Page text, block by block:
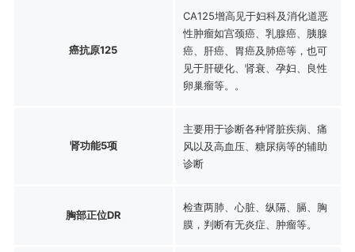
癌抗原125
CA125增高见于妇科及消化道恶
性肿瘤如宫颈癌、乳腺癌、胰腺
癌、肝癌、胃癌及肺癌等，也可
见于肝硬化、肾衰、孕妇、良性
卵巢瘤等。。
肾功能5项
主要用于诊断各种肾脏疾病、痛
风以及高血压、糖尿病等的辅助
诊断
胸部正位DR
检查两肺、心脏、纵隔、膈、胸
膜，判断有无炎症、肿瘤等。